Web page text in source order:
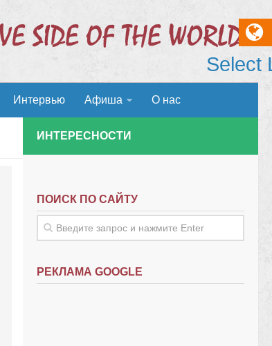
Интервью Афиша О нас
ИНТЕРЕСНОСТИ
ПОИСК ПО САЙТУ
РЕКЛАМА GOOGLE
Select